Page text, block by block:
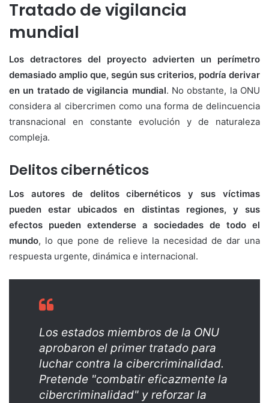
Tratado de vigilancia
mundial
Los detractores del proyecto advierten un perímetro
demasiado amplio que, según sus criterios, podría derivar
en un tratado de vigilancia mundial. No obstante, la ONU
considera al cibercrimen como una forma de delincuencia
transnacional en constante evolución y de naturaleza
compleja.
Delitos cibernéticos
Los autores de delitos cibernéticos y sus víctimas
pueden estar ubicados en distintas regiones, y sus
efectos pueden extenderse a sociedades de todo el
mundo, lo que pone de relieve la necesidad de dar una
respuesta urgente, dinámica e internacional.
Los estados miembros de la ONU
aprobaron el primer tratado para
luchar contra la cibercriminalidad.
Pretende "combatir eficazmente la
cibercriminalidad" y reforzar la